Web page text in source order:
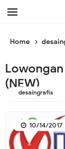
Home
(NEW)
desaingrafis
10/14/2017